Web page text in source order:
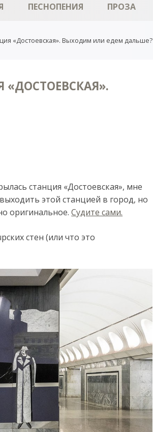
ПЕСНОПЕНИЯ ПРОЗА
«Достоевская». Выходим или едем дальше?
«ДОСТОЕВСКАЯ».
станция «Достоевская», мне
этой станцией в город, но
оригинальное.Судите сами.
стен (или что это